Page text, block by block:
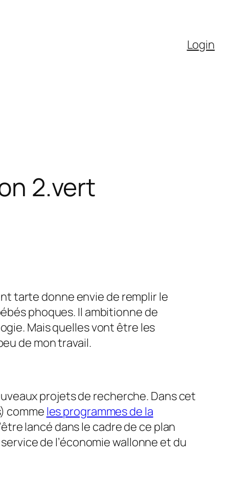
Login
2.vert
tarte donne envie de remplir le
phoques. Il ambitionne de
Mais quelles vont être les
de mon travail.
projets de recherche. Dans cet
comme les programmes de la
lancé dans le cadre de ce plan
de l’économie wallonne et du